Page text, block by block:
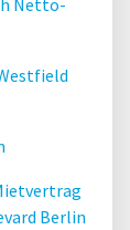
Netto-
Berlin